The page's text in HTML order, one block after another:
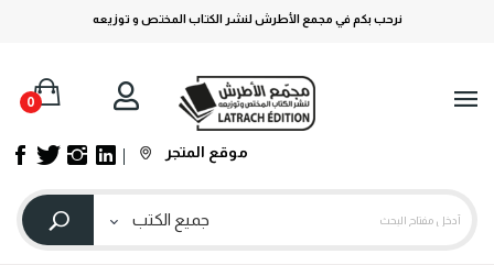
نرحب بكم في مجمع الأطرش لنشر الكتاب المختص و توزيعه
0
موقع المتجر